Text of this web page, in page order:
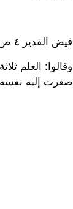
فيض القدير ٤ ص ٣٨٧
وقالوا: العلم
صغرت إليه نفسه